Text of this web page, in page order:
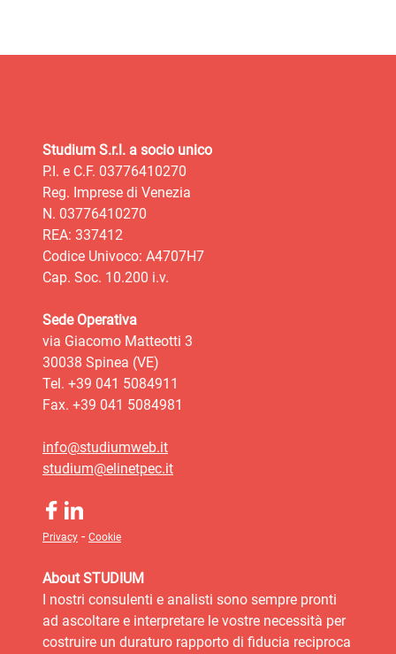
Studium S.r.l. a socio unico
P.I. e C.F. 03776410270
Reg. Imprese di Venezia
N. 03776410270
REA: 337412
Codice Univoco: A4707H7
Cap. Soc. 10.200 i.v.
Sede Operativa
via Giacomo Matteotti 3
30038 Spinea (VE)
Tel. +39 041 5084911
Fax. +39 041 5084981
info@studiumweb.it
studium@elinetpec.it
Privacy - Cookie
About STUDIUM
I nostri consulenti e analisti sono sempre pronti
ad ascoltare e interpretare le vostre necessità per
costruire un duraturo rapporto di fiducia reciproca